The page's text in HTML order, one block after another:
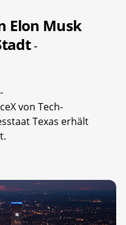
Elon Musk
-
von Tech-
Texas erhält